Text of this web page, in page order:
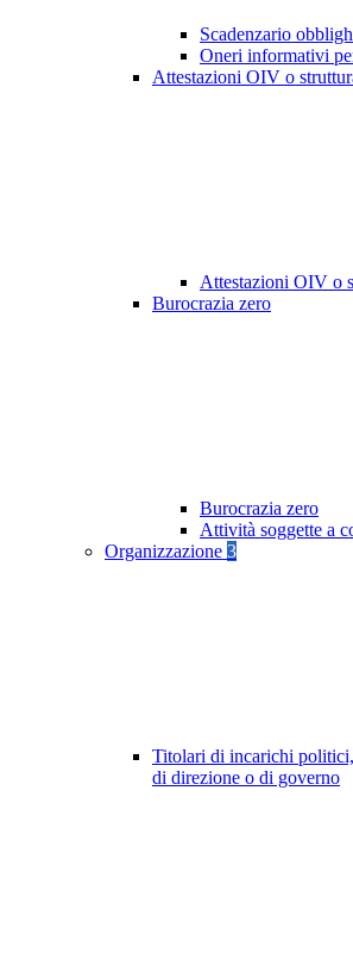
Scadenzario
Oneri informativi
Attestazioni OIV o
Attestazioni OIV o
Burocrazia zero
Burocrazia zero
Attività soggette a
Organizzazione 3
Titolari di incarichi
di direzione o di governo